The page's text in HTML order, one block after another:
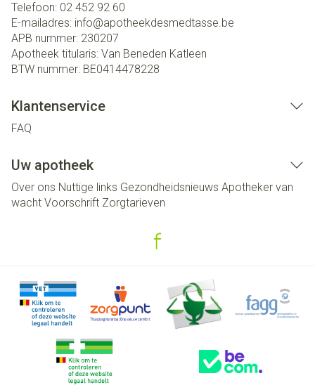
Telefoon: 02 452 92 60
E-mailadres: info@apotheekdesmedtasse.be
APB nummer: 230207
Apotheek titularis: Van Beneden Katleen
BTW nummer: BE0414478228
Klantenservice
FAQ
Uw apotheek
Over ons Nuttige links Gezondheidsnieuws Apotheker van
wacht Voorschrift Zorgtarieven